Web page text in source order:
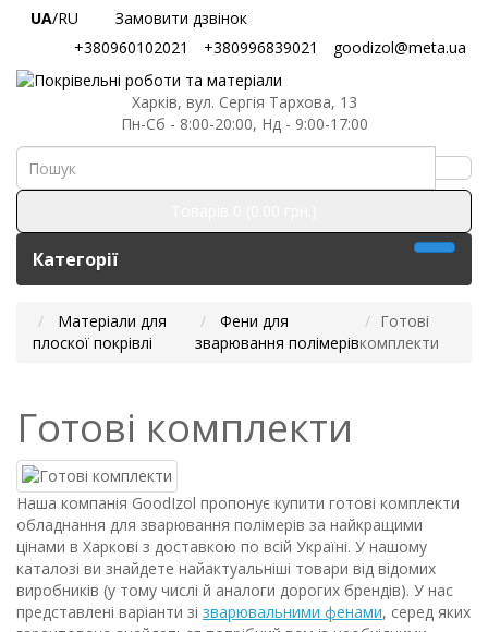
UA/RU
Замовити дзвінок
+380960102021
+380996839021 goodizol@meta.ua
Харків, вул. Сергія Тархова, 13
Пн-Сб - 8:00-20:00, Нд - 9:00-17:00
Категорії
Матеріали для
плоскої покрівлі
Фени для
зварювання полімерів
Готові
комплекти
Готові комплекти
Наша компанія GoodIzol пропонує купити готові комплекти
обладнання для зварювання полімерів за найкращими
цінами в Харкові з доставкою по всій Україні. У нашому
каталозі ви знайдете найактуальніші товари від відомих
виробників (у тому числі й аналоги дорогих брендів). У нас
представлені варіанти зі зварювальними фенами, серед яких